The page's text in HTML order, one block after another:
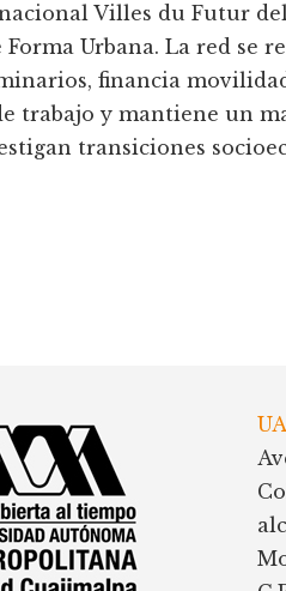
Villes du Futur
Forma Urbana. La red se
financia
trabajo y mantiene un
transiciones